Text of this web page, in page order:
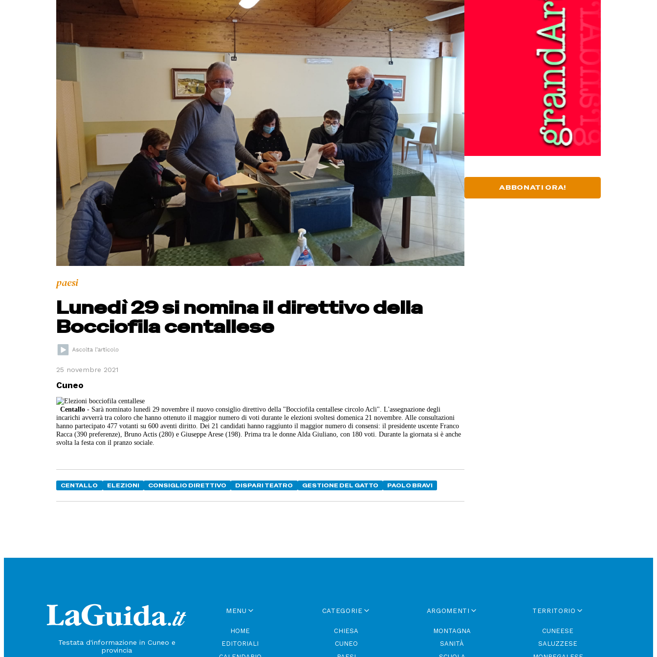
paesi
Lunedì 29 si nomina il direttivo della
Bocciofila centallese
25 novembre 2021
Cuneo
Centallo - Sarà nominato lunedì 29 novembre il nuovo consiglio direttivo della "Bocciofila centallese circolo Acli". L'assegnazione degli
incarichi avverrà tra coloro che hanno ottenuto il maggior numero di voti durante le elezioni svoltesi domenica 21 novembre. Alle consultazioni
hanno partecipato 477 votanti su 600 aventi diritto. Dei 21 candidati hanno raggiunto il maggior numero di consensi: il presidente uscente Franco
Racca (390 preferenze), Bruno Actis (280) e Giuseppe Arese (198). Prima tra le donne Alda Giuliano, con 180 voti. Durante la giornata si è anche
svolta la festa con il pranzo sociale.
CENTALLO ELEZIONI CONSIGLIO DIRETTIVO DISPARI TEATRO GESTIONE DEL GATTO PAOLO BRAVI
ABBONATI ORA!
Testata d'informazione in Cuneo e
provincia
MENU
HOME
EDITORIALI
CATEGORIE
CHIESA
CUNEO
ARGOMENTI
MONTAGNA
SANITÀ
TERRITORIO
CUNEESE
SALUZZESE